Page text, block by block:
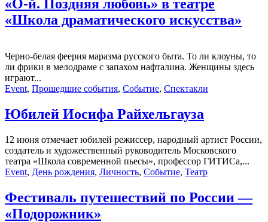
«О-й. Поздняя любовь» в театре
«Школа драматического искусства»
Черно-белая феерия маразма русского быта. То ли клоуны, то
ли фрики в мелодраме с запахом нафталина. Женщины здесь
играют...
Event, Прошедшие события, Событие, Спектакли
Юбилей Иосифа Райхельгауза
12 июня отмечает юбилей режиссер, народный артист России,
создатель и художественный руководитель Московского
театра «Школа современной пьесы», профессор ГИТИСа,...
Event, День рождения, Личность, Событие, Театр
Фестиваль путешествий по России —
«Подорожник»